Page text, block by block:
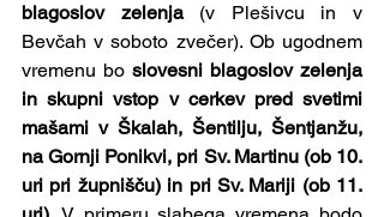
blagoslov zelenja (v Plešivcu in v
Bevčah v soboto zvečer). Ob ugodnem
vremenu bo slovesni blagoslov zelenja
in skupni vstop v cerkev pred svetimi
mašami v Škalah, Šentilju, Šentjanžu,
na Gornji Ponikvi, pri Sv. Martinu (ob 10.
uri pri župnišču) in pri Sv. Mariji (ob 11.